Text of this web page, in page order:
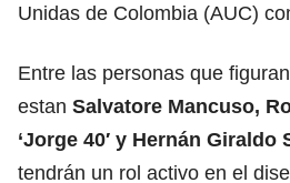
Unidas de Colombia (AUC)
Entre las personas que
estan Salvatore Mancuso,
‘Jorge 40′ y Hernán Giraldo
tendrán un rol activo en el